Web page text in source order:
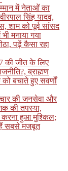
में नेताओं का
सिंह यादव,
शाम को पूर्व सांसद
मनाया गया
पढ़ें कैसा रहा
की जीत के लिए
ब्राह्मण
बचाते हुए सवर्णों
की जनसेवा और
की तपस्या,
करना हुआ मुश्किल;
हैं सबसे मजबूत